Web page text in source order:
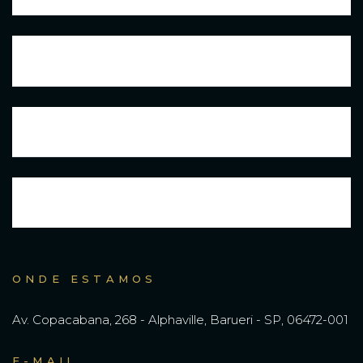
ONDE ESTAMOS
Av. Copacabana, 268 - Alphaville, Barueri - SP, 06472-001